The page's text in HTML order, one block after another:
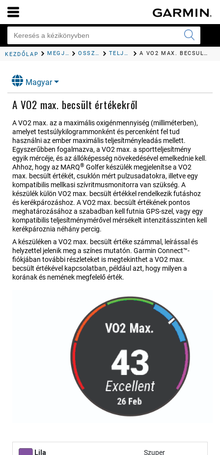
KEZDŐLAP MEGJELENÉS ÖSSZEFOGLALÓK TELJESÍTMÉNYRE VONATKOZÓ MÉRŐSZÁMOK A VO2 MAX. BECSÜLT ÉRTÉKEKRŐL
Magyar
A VO2 max. becsült értékekről
A VO2 max. az a maximális oxigénmennyiség (milliméterben),
amelyet testsúlykilogrammonként és percenként fel tud
használni az ember maximális teljesítményleadás mellett.
Egyszerűbben fogalmazva, a VO2 max. a sportteljesítmény
egyik mércéje, és az állóképesség növekedésével emelkednie kell.
Ahhoz, hogy az MARQ® Golfer készülék megjelenítse a VO2
max. becsült értékét, csuklón mért pulzusadatokra, illetve egy
kompatibilis mellkasi szívritmusmonitorra van szükség. A
készülék külön VO2 max. becsült értékkel rendelkezik futáshoz
és kerékpározáshoz. A VO2 max. becsült értékének pontos
meghatározásához a szabadban kell futnia GPS-szel, vagy egy
kompatibilis teljesítménymérővel mérsékelt intenzitásszinten kell
kerékpároznia néhány percig.
A készüléken a VO2 max. becsült értéke számmal, leírással és
helyzettel jelenik meg a színes mutatón. Garmin Connect™-
fiókjában további részleteket is megtekinthet a VO2 max.
becsült értékével kapcsolatban, például azt, hogy milyen a
korának és nemének megfelelő érték.
Lila Szuper